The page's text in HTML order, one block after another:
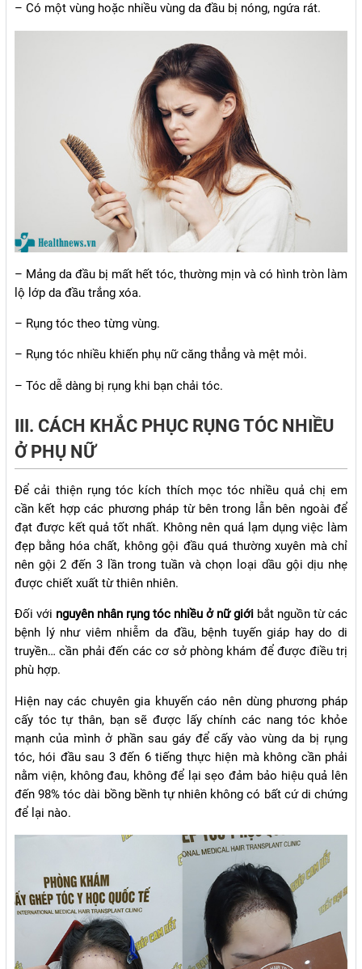
– Có một vùng hoặc nhiều vùng da đầu bị nóng, ngứa rát.
– Mảng da đầu bị mất hết tóc, thường mịn và có hình tròn làm
lộ lớp da đầu trắng xóa.
– Rụng tóc theo từng vùng.
– Rụng tóc nhiều khiến phụ nữ căng thẳng và mệt mỏi.
– Tóc dễ dàng bị rụng khi bạn chải tóc.
III. CÁCH KHẮC PHỤC RỤNG TÓC NHIỀU
Ở PHỤ NỮ
Để cải thiện rụng tóc kích thích mọc tóc nhiều quả chị em
cần kết hợp các phương pháp từ bên trong lẫn bên ngoài để
đạt được kết quả tốt nhất. Không nên quá lạm dụng việc làm
đẹp bằng hóa chất, không gội đầu quá thường xuyên mà chỉ
nên gội 2 đến 3 lần trong tuần và chọn loại dầu gội dịu nhẹ
được chiết xuất từ thiên nhiên.
Đối với nguyên nhân rụng tóc nhiều ở nữ giới bắt nguồn từ các
bệnh lý như viêm nhiễm da đầu, bệnh tuyến giáp hay do di
truyền… cần phải đến các cơ sở phòng khám để được điều trị
phù hợp.
Hiện nay các chuyên gia khuyến cáo nên dùng phương pháp
cấy tóc tự thân, bạn sẽ được lấy chính các nang tóc khỏe
mạnh của mình ở phần sau gáy để cấy vào vùng da bị rụng
tóc, hói đầu sau 3 đến 6 tiếng thực hiện mà không cần phải
nằm viện, không đau, không để lại sẹo đảm bảo hiệu quả lên
đến 98% tóc dài bồng bềnh tự nhiên không có bất cứ di chứng
để lại nào.